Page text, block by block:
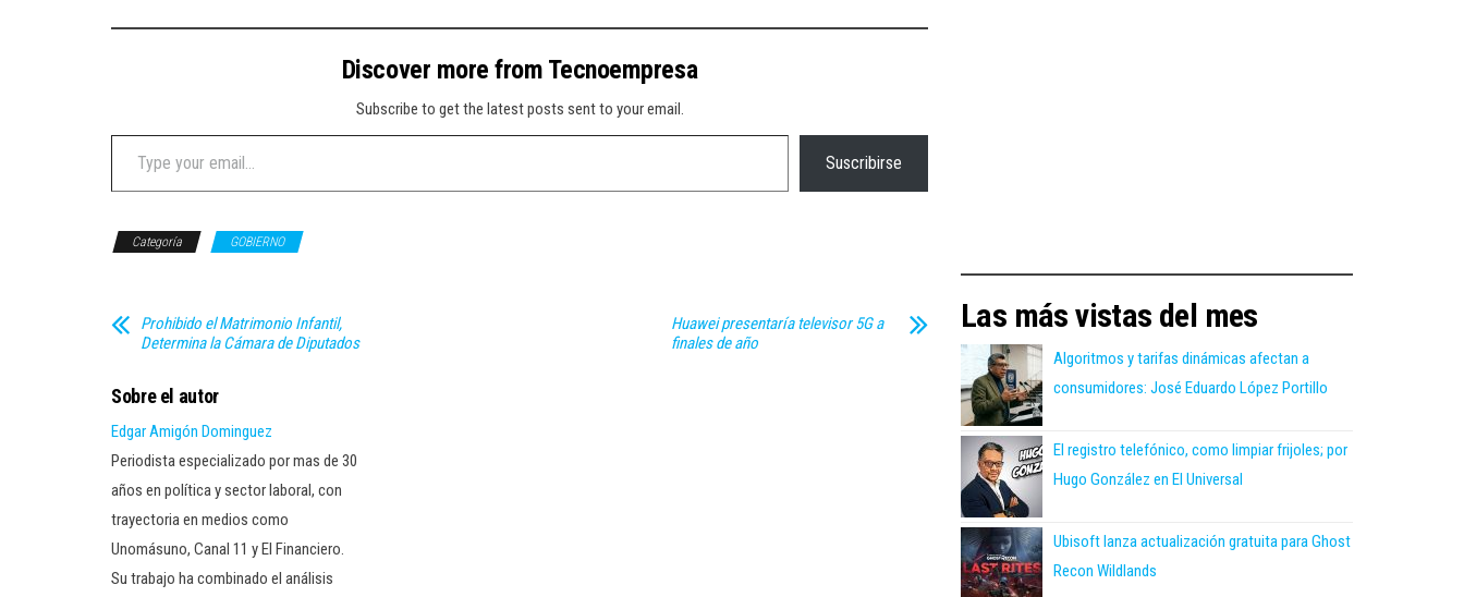
Discover more from Tecnoempresa
Subscribe to get the latest posts sent to your email.
Type your email…
Suscribirse
Categoría GOBIERNO
Prohibido el Matrimonio Infantil,
Determina la Cámara de Diputados
Huawei presentaría televisor 5G a
finales de año
Sobre el autor
Edgar Amigón Dominguez
Periodista especializado por mas de 30
años en política y sector laboral, con
trayectoria en medios como
Unomásuno, Canal 11 y El Financiero.
Su trabajo ha combinado el análisis
Las más vistas del mes
Algoritmos y tarifas dinámicas afectan a
consumidores: José Eduardo López Portillo
El registro telefónico, como limpiar frijoles; por
Hugo González en El Universal
Ubisoft lanza actualización gratuita para Ghost
Recon Wildlands